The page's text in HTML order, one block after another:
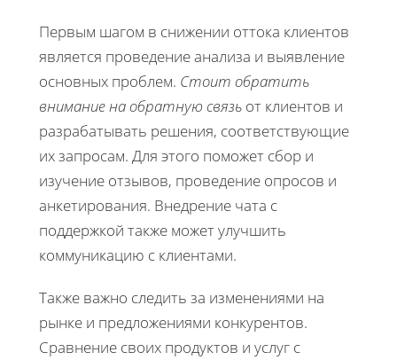
Первым шагом в снижении оттока клиентов
является проведение анализа и выявление
основных проблем. Стоит обратить
внимание на обратную связь от клиентов и
разрабатывать решения, соответствующие
их запросам. Для этого поможет сбор и
изучение отзывов, проведение опросов и
анкетирования. Внедрение чата с
поддержкой также может улучшить
коммуникацию с клиентами.
Также важно следить за изменениями на
рынке и предложениями конкурентов.
Сравнение своих продуктов и услуг с